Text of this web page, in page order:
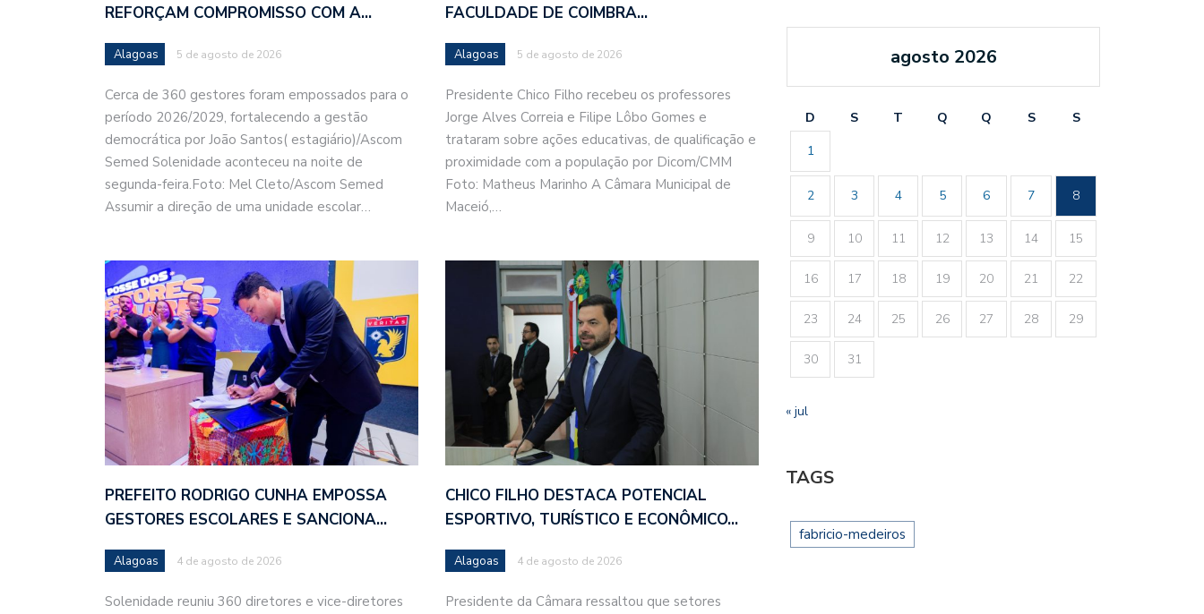
REFORÇAM COMPROMISSO COM A…
Alagoas 5 de agosto de 2026
Cerca de 360 gestores foram empossados para o
período 2026/2029, fortalecendo a gestão
democrática por João Santos( estagiário)/Ascom
Semed Solenidade aconteceu na noite de
segunda-feira.Foto: Mel Cleto/Ascom Semed
Assumir a direção de uma unidade escolar…
FACULDADE DE COIMBRA…
Alagoas 5 de agosto de 2026
Presidente Chico Filho recebeu os professores
Jorge Alves Correia e Filipe Lôbo Gomes e
trataram sobre ações educativas, de qualificação e
proximidade com a população por Dicom/CMM
Foto: Matheus Marinho A Câmara Municipal de
Maceió,…
PREFEITO RODRIGO CUNHA EMPOSSA
GESTORES ESCOLARES E SANCIONA…
Alagoas 4 de agosto de 2026
Solenidade reuniu 360 diretores e vice-diretores
CHICO FILHO DESTACA POTENCIAL
ESPORTIVO, TURÍSTICO E ECONÔMICO…
Alagoas 4 de agosto de 2026
Presidente da Câmara ressaltou que setores
agosto 2026
D S T Q Q S
S
1
2 3 4 5 6 7 8
9 10 11 12 13 14 15
16 17 18 19 20 21 22
23 24 25 26 27 28 29
30 31
« jul
TAGS
fabricio-medeiros